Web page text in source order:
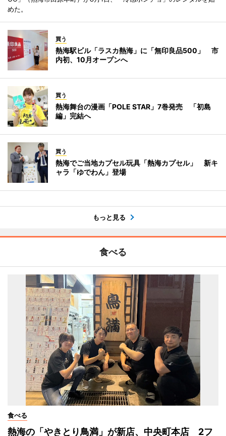
めた。
買う
熱海駅ビル「ラスカ熱海」に「無印良品500」 市
内初、10月オープンへ
買う
熱海舞台の漫画「POLE STAR」7巻発売 「初島
編」完結へ
買う
熱海でご当地カプセル玩具「熱海カプセル」 新キ
ャラ「ゆでわん」登場
もっと見る
食べる
食べる
熱海の「やきとり鳥満」が新店、中央町本店 2フ